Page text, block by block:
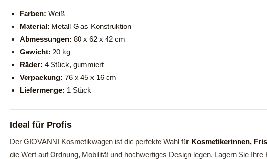
Farben: Weiß
Material: Metall-Glas-Konstruktion
Abmessungen: 80 x 62 x 42 cm
Gewicht: 20 kg
Räder: 4 Stück, gummiert
Verpackung: 76 x 45 x 16 cm
Liefermenge: 1 Stück
Ideal für Profis
Der GIOVANNI Kosmetikwagen ist die perfekte Wahl für Kosmetikerinnen,
die Wert auf Ordnung, Mobilität und hochwertiges Design legen. Lagern Sie